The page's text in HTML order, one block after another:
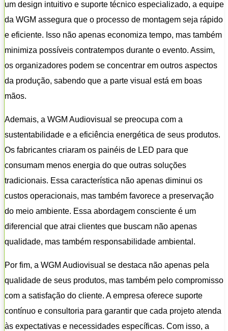
um design intuitivo e suporte técnico especializado, a equipe
da WGM assegura que o processo de montagem seja rápido
e eficiente. Isso não apenas economiza tempo, mas também
minimiza possíveis contratempos durante o evento. Assim,
os organizadores podem se concentrar em outros aspectos
da produção, sabendo que a parte visual está em boas
mãos.
Ademais, a WGM Audiovisual se preocupa com a
sustentabilidade e a eficiência energética de seus produtos.
Os fabricantes criaram os painéis de LED para que
consumam menos energia do que outras soluções
tradicionais. Essa característica não apenas diminui os
custos operacionais, mas também favorece a preservação
do meio ambiente. Essa abordagem consciente é um
diferencial que atrai clientes que buscam não apenas
qualidade, mas também responsabilidade ambiental.
Por fim, a WGM Audiovisual se destaca não apenas pela
qualidade de seus produtos, mas também pelo compromisso
com a satisfação do cliente. A empresa oferece suporte
contínuo e consultoria para garantir que cada projeto atenda
às expectativas e necessidades específicas. Com isso, a